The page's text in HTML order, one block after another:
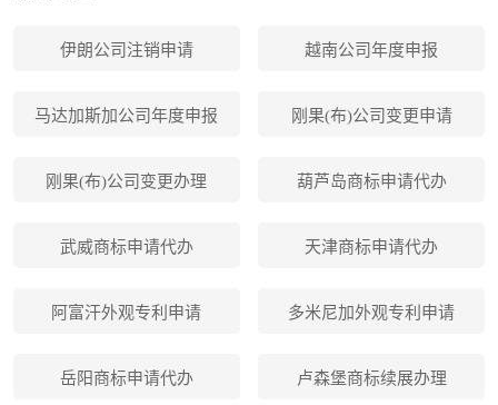
伊朗公司注销申请 越南公司年度申报
马达加斯加公司年度申报 刚果(布)公司变更申请
刚果(布)公司变更办理 葫芦岛商标申请代办
武威商标申请代办 天津商标申请代办
阿富汗外观专利申请 多米尼加外观专利申请
岳阳商标申请代办 卢森堡商标续展办理